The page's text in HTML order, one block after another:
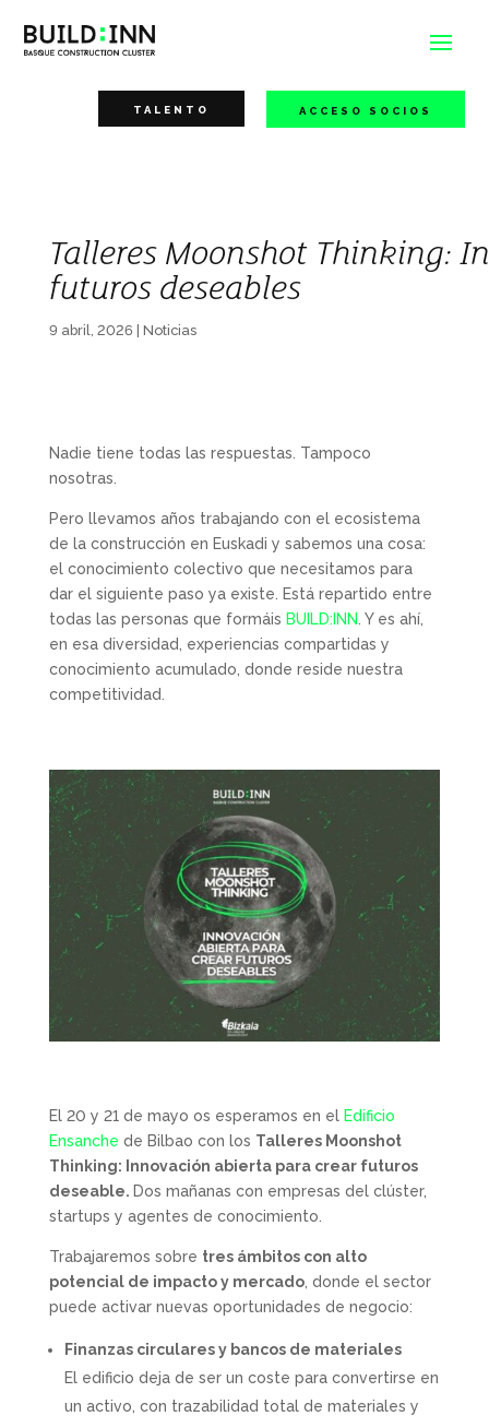
TALENTO ACCESO SOCIOS
Talleres Moonshot Thinking:
futuros deseables
9 abril, 2026 Noticias
Nadie tiene todas las respuestas. Tampoco
nosotras.
Pero llevamos años trabajando con el ecosistema
de la construcción en Euskadi y sabemos una cosa:
el conocimiento colectivo que necesitamos para
dar el siguiente paso ya existe. Está repartido entre
todas las personas que formáis BUILD:INN . Y es ahí,
en esa diversidad, experiencias compartidas y
conocimiento acumulado, donde reside nuestra
competitividad.
El 20 y 21 de mayo os esperamos en el Edificio
Ensanche de Bilbao con los Talleres Moonshot
Thinking: Innovación abierta para crear futuros
deseable. Dos mañanas con empresas del clúster,
startups y agentes de conocimiento.
Trabajaremos sobre tres ámbitos con alto
potencial de impacto y mercado, donde el sector
puede activar nuevas oportunidades de negocio:
Finanzas circulares y bancos de materiales
El edificio deja de ser un coste para convertirse en
un activo, con trazabilidad total de materiales y